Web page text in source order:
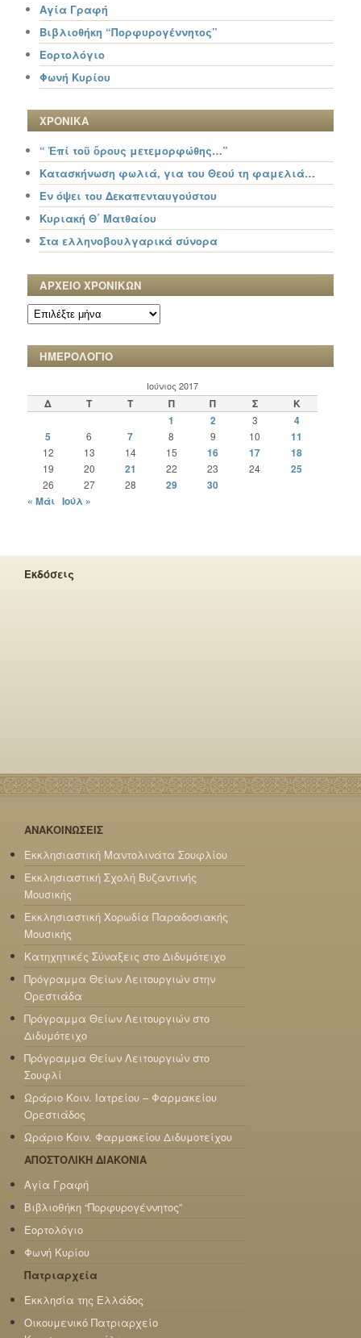
Αγία Γραφή
Βιβλιοθήκη “Πορφυρογέννητος”
Εορτολόγιο
Φωνή Κυρίου
ΧΡΟΝΙΚΑ
“ Ἐπί τοῦ ὄρους μετεμορφώθης…”
Κατασκήνωση φωλιά, για του Θεού τη φαμελιά…
Εν όψει του Δεκαπενταυγούστου
Κυριακή Θ΄ Ματθαίου
Στα ελληνοβουλγαρικά σύνορα
ΑΡΧΕΙΟ ΧΡΟΝΙΚΩΝ
ΑΡΧΕΙΟ
ΧΡΟΝΙΚΩΝ
ΗΜΕΡΟΛΟΓΙΟ
Ιούνιος 2017
Δ Τ Τ Π Π Σ
Κ
1
2 3
4
5
6 7 8 9 10 11
12 13 14 15 16 17 18
19 20 21 22 23 24 25
26 27 28 29
30
« Μάι Ιούλ »
Εκδόσεις
ΑΝΑΚΟΙΝΩΣΕΙΣ
Εκκλησιαστική Μαντολινάτα Σουφλίου
Εκκλησιαστική Σχολή Βυζαντινής
Μουσικής
Εκκλησιαστική Χορωδία Παραδοσιακής
Μουσικής
Κατηχητικές Σύναξεις στο Διδυμότειχο
Πρόγραμμα Θείων Λειτουργιών στην
Ορεστιάδα
Πρόγραμμα Θείων Λειτουργιών στο
Διδυμότειχο
Πρόγραμμα Θείων Λειτουργιών στο
Σουφλί
Ωράριο Κοιν. Ιατρείου – Φαρμακείου
Ορεστιάδος
Ωράριο Κοιν. Φαρμακείου Διδυμοτείχου
ΑΠΟΣΤΟΛΙΚΗ ΔΙΑΚΟΝΙΑ
Αγία Γραφή
Βιβλιοθήκη “Πορφυρογέννητος”
Εορτολόγιο
Φωνή Κυρίου
Πατριαρχεία
Εκκλησία της Ελλάδος
Οικουμενικό Πατριαρχείο